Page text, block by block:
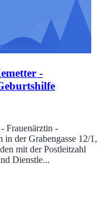
-
Frauenärztin -
der Grabengasse 12/1,
mit der Postleitzahl
Dienstle...